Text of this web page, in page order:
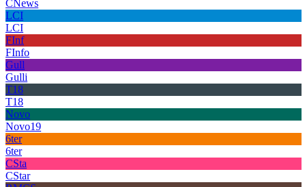
CNews
LCI
LCI
FInf
FInfo
Gull
Gulli
T18
T18
Novo
Novo19
6ter
6ter
CSta
CStar